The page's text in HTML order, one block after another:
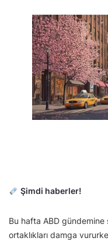
Şimdi haberler!
Bu hafta ABD gündemine
ortaklıkları damga